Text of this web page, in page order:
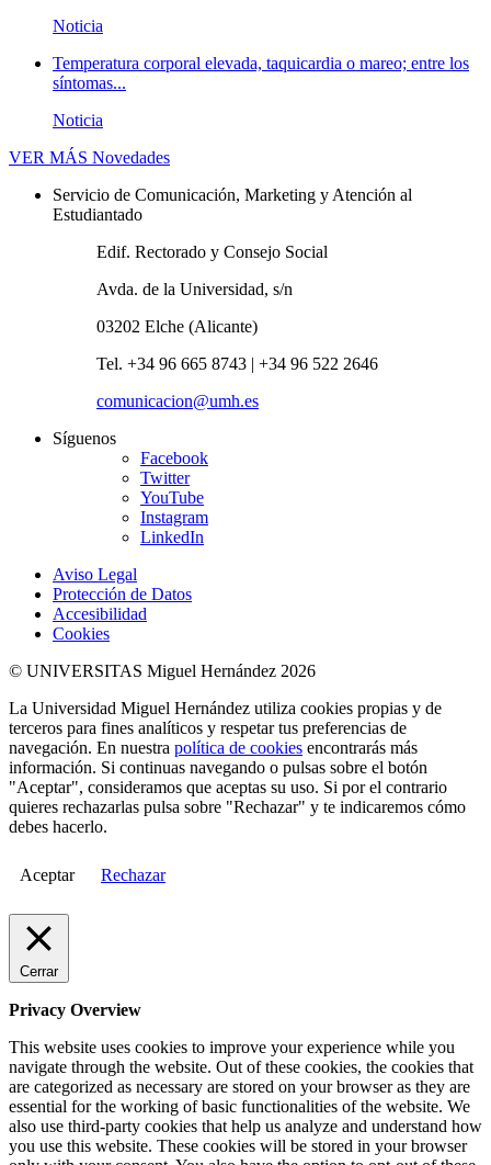
Noticia
Temperatura corporal elevada, taquicardia o mareo; entre los
síntomas...
Noticia
VER MÁS Novedades
Servicio de Comunicación, Marketing y Atención al
Estudiantado
Edif. Rectorado y Consejo Social
Avda. de la Universidad, s/n
03202 Elche (Alicante)
Tel. +34 96 665 8743 | +34 96 522 2646
comunicacion@umh.es
Síguenos
Facebook
Twitter
YouTube
Instagram
LinkedIn
Aviso Legal
Protección de Datos
Accesibilidad
Cookies
© UNIVERSITAS Miguel Hernández 2026
La Universidad Miguel Hernández utiliza cookies propias y de
terceros para fines analíticos y respetar tus preferencias de
navegación. En nuestra política de cookies encontrarás más
información. Si continuas navegando o pulsas sobre el botón
"Aceptar", consideramos que aceptas su uso. Si por el contrario
quieres rechazarlas pulsa sobre "Rechazar" y te indicaremos cómo
debes hacerlo.
Aceptar Rechazar
Cerrar
Privacy Overview
This website uses cookies to improve your experience while you
navigate through the website. Out of these cookies, the cookies that
are categorized as necessary are stored on your browser as they are
essential for the working of basic functionalities of the website. We
also use third-party cookies that help us analyze and understand how
you use this website. These cookies will be stored in your browser